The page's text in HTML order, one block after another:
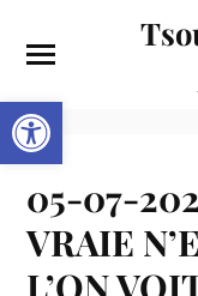
Ouvrir la barre d’outils
05-07-
VRAIE
L’ON